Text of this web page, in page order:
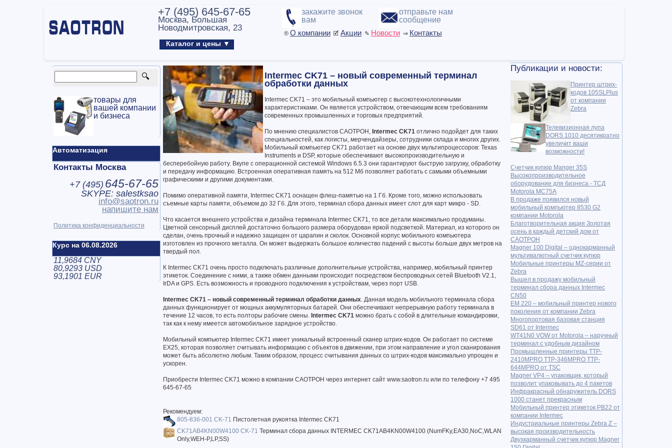
+7 (495) 645-67-65
Москва, Большая
Новодмитровская, 23
Каталог и цены ▼
закажите звонок
вам
отправьте нам
сообщение
® О компании 🗹 Акции ✎ Новости ⇒ Контакты
Публикации и новости:
Принтер штрих-
кодов 105SLPlus
от компании
Zebra
Телевизионная лупа
DORS 1010 десятикратно
увеличит ваши
возможности!
Счетчик купюр Manger 35S
Высокопроизводительное
оборудование для бизнеса - ТСД
Motorola MC75A
В продаже появился новый
мобильный компьютер 8530 G2
компании Motorola
Благотворительная акция Золотая
осень в каждый детский дом от
САОТРОН
Magner 100 Digital – однокарманный
мультивалютный счетчик купюр
Мобильные принтеры MZ-серии от
Zebra
Вышел в продажу мобильный
терминал сбора данных Intermec
CN50
EM 220 – мобильный принтер нового
поколения от компании Zebra
Многопортовая базовая станция
SD61 от Intermec
WT41N0 VOW от Motorola – наручный
терминал с удобным дизайном
Промышленные принтеры TTP-
2410MPRO TTP-346MPRO TTP-
644MPRO от TSC
Magner VP4 – упаковщик, который
позволит упаковывать до 4 пакетов
Инфракрасный обнаружитель DORS
1000 станет прекрасным
Мобильный принтер этикеток PB22 от
компании Intermec
Индустриальные принтеры Zebra Z –
высокая производительность
Двухкарманный счетчик купюр Magner
товары для
вашей компании
и бизнеса
Автоматизация
Контакты Москва
+7 (495) 645-67-65
SKYPE: salestksao
info@saotron.ru
напишите нам
Политика конфиденциальности
Курс на 06.08.2026
11,9684 CNY
80,9293 USD
93,1901 EUR
Intermec CK71 – новый современный терминал
обработки данных
Intermec CK71 – это мобильный компьютер с высокотехнологичными
характеристиками. Он является устройством, отвечающим всем требованиям
современных промышленных и торговых предприятий.
По мнению специалистов САОТРОН, Intermec CK71 отлично подойдет для таких
специальностей, как логисты, мерчендайзеры, сотрудники склада и многих других.
Мобильный компьютер CK71 работает на основе двух мультипроцессоров: Texas
Instruments и DSP, которые обеспечивают высокопроизводительную и
бесперебойную работу. Вкупе с операционной системой Windows 6.5.3 они гарантируют быструю загрузку, обработку
и передачу информацию. Встроенная оперативная память на 512 Мб позволяет работать с самыми объемными
графическими и другими документами.
Помимо оперативной памяти, Intermec CK71 оснащен флеш-памятью на 1 Гб. Кроме того, можно использовать
съемные карты памяти, объемом до 32 Гб. Для этого, терминал сбора данных имеет слот для карт микро - SD.
Что касается внешнего устройства и дизайна терминала Intermec CK71, то все детали максимально продуманы.
Цветной сенсорный дисплей достаточно большого размера оборудован яркой подсветкой. Материал, из которого он
сделан, очень прочный и надежно защищен от царапин и сколок. Основной корпус мобильного компьютера
изготовлен из прочного металла. Он может выдержать большое количество падений с высоты больше двух метров на
твердый пол.
К Intermec CK71 очень просто подключать различные дополнительные устройства, например, мобильный принтер
этикеток. Соединение с ними, а также обмен данными происходит посредством беспроводных сетей Bluetooth V2.1,
IrDA и GPS. Есть возможность и проводного подключения к устройствам, через порт USB.
Intermec CK71 – новый современный терминал обработки данных. Данная модель мобильного терминала сбора
данных функционирует от мощных аккумуляторных батарей. Они обеспечивают непрерывную работу терминала в
течение 12 часов, то есть полторы рабочие смены. Intermec CK71 можно брать с собой в длительные командировки,
так как к нему имеется автомобильное зарядное устройство.
Мобильный компьютер Intermec CK71 имеет уникальный встроенный сканер штрих-кодов. Он работает по системе
EX25, которая позволяет считывать информацию с объектов в движении, при этом направление и угол сканирования
может быть абсолютно любым. Таким образом, процесс считывания данных со штрих-кодов максимально упрощен и
ускорен.
Приобрести Intermec CK71 можно в компании САОТРОН через интернет сайт www.saotron.ru или по телефону +7 495
645-67-65
Рекомендуем:
805-836-001 CK-71 Пистолетная рукоятка Intermec CK71
CK71AB4KN00W4100 CK-71 Терминал сбора данных INTERMEC CK71AB4KN00W4100 (NumFKy,EA30,NoC,WLAN
Only,WEH-P,LP,SS)